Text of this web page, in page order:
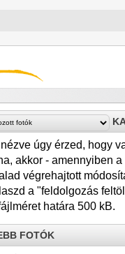
úgy érzed, hogy
akkor - amennyiben
végrehajtott
a "feldolgozás
határa 500 kB.
FOTÓK